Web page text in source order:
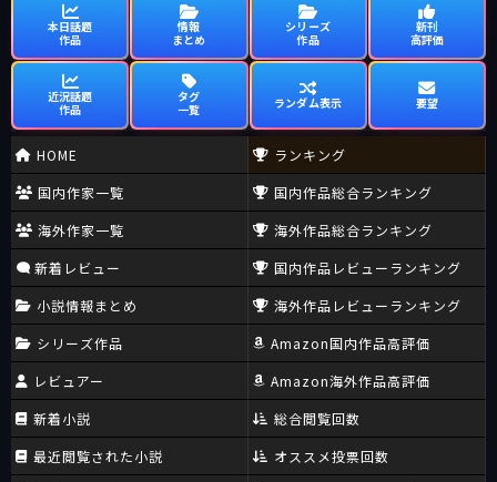
本日話題
作品
情報
まとめ
シリーズ
作品
新刊
高評価
近況話題
作品
タグ
一覧
ランダム表示 要望
HOME
国内作家一覧
海外作家一覧
新着レビュー
小説情報まとめ
シリーズ作品
レビュアー
新着小説
最近閲覧された小説
ランキング
国内作品総合ランキング
海外作品総合ランキング
国内作品レビューランキング
海外作品レビューランキング
Amazon国内作品高評価
Amazon海外作品高評価
総合閲覧回数
オススメ投票回数